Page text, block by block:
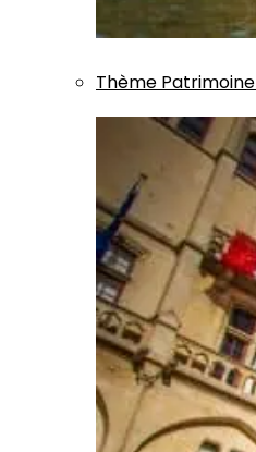
Thème Patrimoine